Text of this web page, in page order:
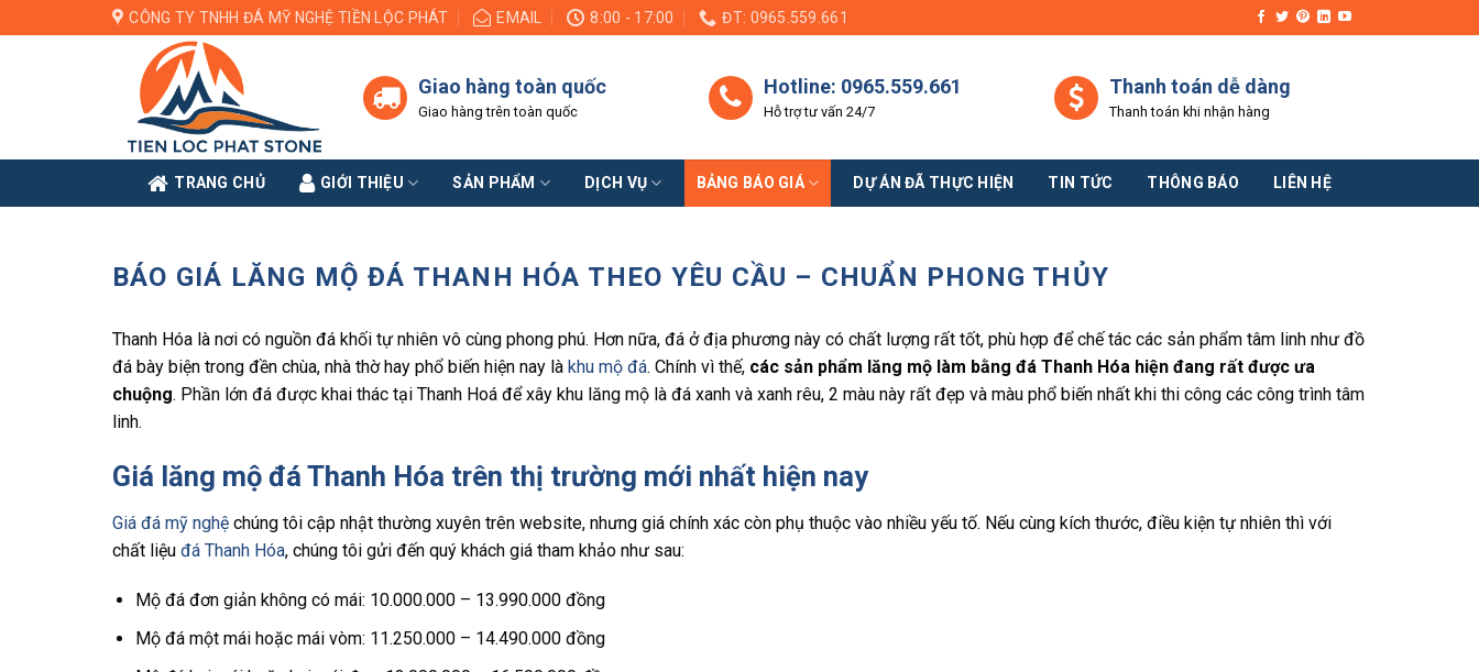
to
CÔNG TY TNHH ĐÁ MỸ NGHỆ TIỀN LỘC PHÁT EMAIL 8:00 - 17:00 ĐT: 0965.559.661
Giao hàng toàn quốc
Giao hàng trên toàn quốc
Hotline: 0965.559.661
Hỗ trợ tư vấn 24/7
Thanh toán dễ dàng
Thanh toán khi nhận hàng
TRANG CHỦ GIỚI THIỆU SẢN PHẨM DỊCH VỤ BẢNG BÁO GIÁ DỰ ÁN ĐÃ THỰC HIỆN TIN TỨC THÔNG BÁO LIÊN HỆ
BÁO GIÁ LĂNG MỘ ĐÁ THANH HÓA THEO YÊU CẦU – CHUẨN PHONG THỦY
Thanh Hóa là nơi có nguồn đá khối tự nhiên vô cùng phong phú. Hơn nữa, đá ở địa phương này có chất lượng rất tốt, phù hợp để chế tác các sản phẩm tâm linh như đồ
đá bày biện trong đền chùa, nhà thờ hay phổ biến hiện nay là khu mộ đá. Chính vì thế, các sản phẩm lăng mộ làm bằng đá Thanh Hóa hiện đang rất được ưa
chuộng. Phần lớn đá được khai thác tại Thanh Hoá để xây khu lăng mộ là đá xanh và xanh rêu, 2 màu này rất đẹp và màu phổ biến nhất khi thi công các công trình tâm
linh.
Giá lăng mộ đá Thanh Hóa trên thị trường mới nhất hiện nay
Giá đá mỹ nghệ chúng tôi cập nhật thường xuyên trên website, nhưng giá chính xác còn phụ thuộc vào nhiều yếu tố. Nếu cùng kích thước, điều kiện tự nhiên thì với
chất liệu đá Thanh Hóa, chúng tôi gửi đến quý khách giá tham khảo như sau:
Mộ đá đơn giản không có mái: 10.000.000 – 13.990.000 đồng
Mộ đá một mái hoặc mái vòm: 11.250.000 – 14.490.000 đồng